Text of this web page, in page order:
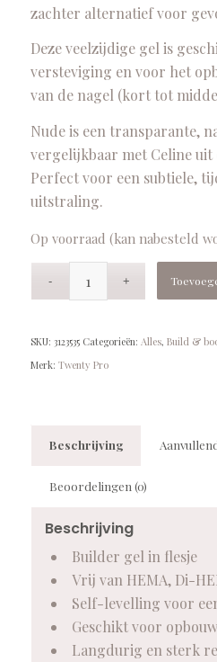
zachter alternatief voor
Deze veelzijdige gel is
versteviging en voor het
van de nagel (kort tot
Nude is een transparante,
vergelijkbaar met Celine
Perfect voor een subtiele,
uitstraling.
Op voorraad (kan nabesteld
SKU: 3123535 Categorieën: Alles, Build &
Merk: Twenty Pro
Beschrijving
Beoordelingen (0)
Beschrijving
Builder gel in flesje
Vrij van HEMA, Di-
Self-levelling voor
Geschikt voor
Langdurig en sterk